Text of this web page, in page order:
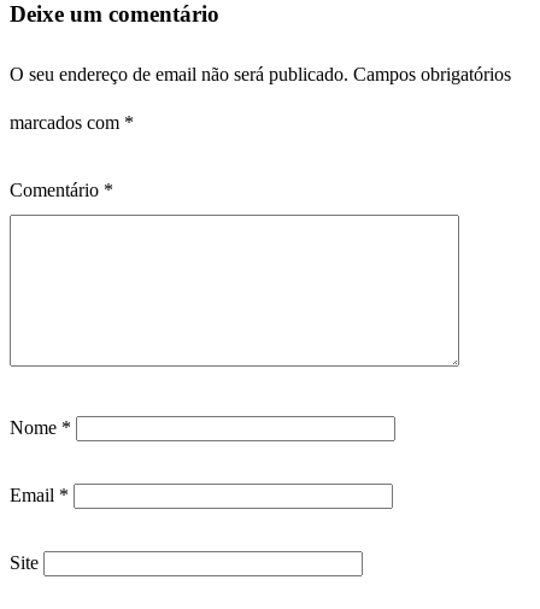
Deixe um comentário
O seu endereço de email não será publicado. Campos obrigatórios
marcados com *
Comentário *
Nome *
Email *
Site